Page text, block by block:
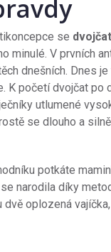
se
minulé. V prvních
dnešních. Dnes
K početí dvojčat po
utlumené
se dlouho a
potkáte
narodila díky
dvě oplozená